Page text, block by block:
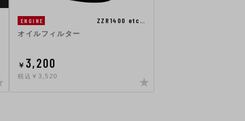
ENGINE ZZR1400 etc…
オイルフィルター
￥ 3,200
税込￥3,520